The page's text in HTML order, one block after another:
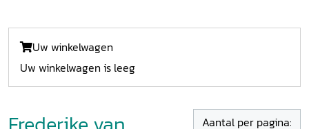
Uw winkelwagen
Uw winkelwagen is leeg
Aantal per pagina: